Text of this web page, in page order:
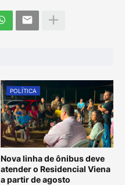
POLÍTICA
Nova linha de ônibus deve
atender o Residencial Viena
a partir de agosto